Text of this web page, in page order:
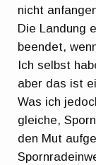
nicht
Die Landung
beendet,
Ich selbst
aber das ist
Was ich
gleiche,
den Mut